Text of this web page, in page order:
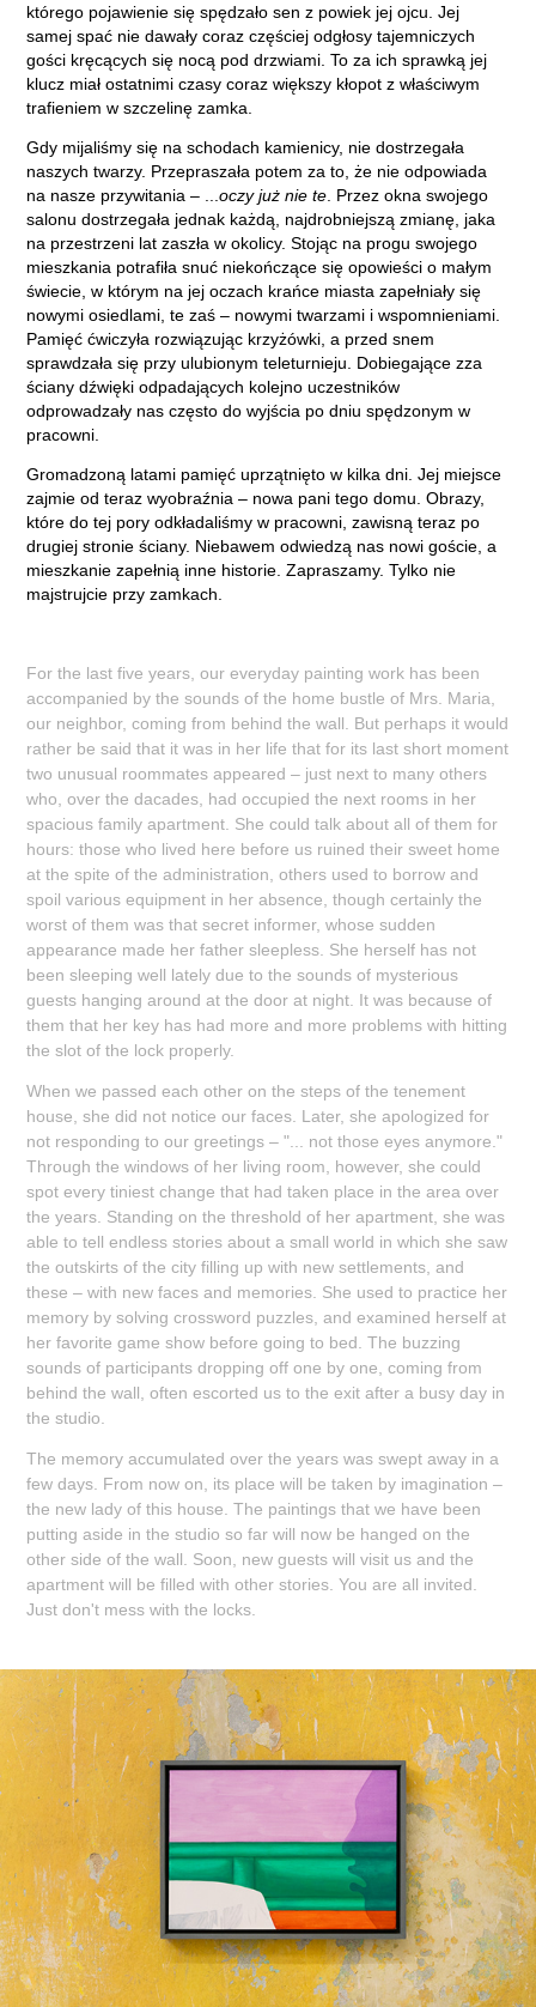
którego pojawienie się spędzało sen z powiek jej ojcu. Jej
samej spać nie dawały coraz częściej odgłosy tajemniczych
gości kręcących się nocą pod drzwiami. To za ich sprawką jej
klucz miał ostatnimi czasy coraz większy kłopot z właściwym
trafieniem w szczelinę zamka.
Gdy mijaliśmy się na schodach kamienicy, nie dostrzegała
naszych twarzy. Przepraszała potem za to, że nie odpowiada
na nasze przywitania – ...oczy już nie te. Przez okna swojego
salonu dostrzegała jednak każdą, najdrobniejszą zmianę, jaka
na przestrzeni lat zaszła w okolicy. Stojąc na progu swojego
mieszkania potrafiła snuć niekończące się opowieści o małym
świecie, w którym na jej oczach krańce miasta zapełniały się
nowymi osiedlami, te zaś – nowymi twarzami i wspomnieniami.
Pamięć ćwiczyła rozwiązując krzyżówki, a przed snem
sprawdzała się przy ulubionym teleturnieju. Dobiegające zza
ściany dźwięki odpadających kolejno uczestników
odprowadzały nas często do wyjścia po dniu spędzonym w
pracowni.
Gromadzoną latami pamięć uprzątnięto w kilka dni. Jej miejsce
zajmie od teraz wyobraźnia – nowa pani tego domu. Obrazy,
które do tej pory odkładaliśmy w pracowni, zawisną teraz po
drugiej stronie ściany. Niebawem odwiedzą nas nowi goście, a
mieszkanie zapełnią inne historie. Zapraszamy. Tylko nie
majstrujcie przy zamkach.
For the last five years, our everyday painting work has been
accompanied by the sounds of the home bustle of Mrs. Maria,
our neighbor, coming from behind the wall. But perhaps it would
rather be said that it was in her life that for its last short moment
two unusual roommates appeared – just next to many others
who, over the dacades, had occupied the next rooms in her
spacious family apartment. She could talk about all of them for
hours: those who lived here before us ruined their sweet home
at the spite of the administration, others used to borrow and
spoil various equipment in her absence, though certainly the
worst of them was that secret informer, whose sudden
appearance made her father sleepless. She herself has not
been sleeping well lately due to the sounds of mysterious
guests hanging around at the door at night. It was because of
them that her key has had more and more problems with hitting
the slot of the lock properly.
When we passed each other on the steps of the tenement
house, she did not notice our faces. Later, she apologized for
not responding to our greetings – "... not those eyes anymore."
Through the windows of her living room, however, she could
spot every tiniest change that had taken place in the area over
the years. Standing on the threshold of her apartment, she was
able to tell endless stories about a small world in which she saw
the outskirts of the city filling up with new settlements, and
these – with new faces and memories. She used to practice her
memory by solving crossword puzzles, and examined herself at
her favorite game show before going to bed. The buzzing
sounds of participants dropping off one by one, coming from
behind the wall, often escorted us to the exit after a busy day in
the studio.
The memory accumulated over the years was swept away in a
few days. From now on, its place will be taken by imagination –
the new lady of this house. The paintings that we have been
putting aside in the studio so far will now be hanged on the
other side of the wall. Soon, new guests will visit us and the
apartment will be filled with other stories. You are all invited.
Just don't mess with the locks.